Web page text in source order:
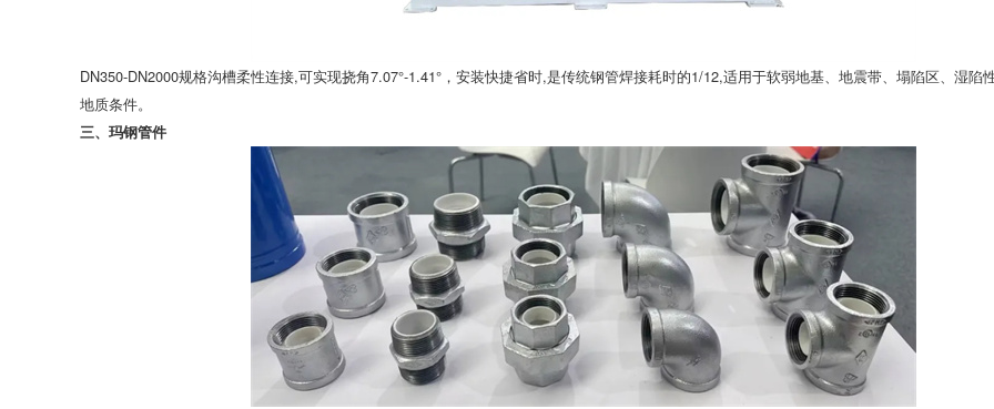
DN350-DN2000规格沟槽柔性连接,可实现挠角7.07°-1.41°，安装快捷省时,是传统钢管焊接耗时的1/12,适用于软弱地基、地震带、塌陷区、湿陷
地质条件。
三、玛钢管件